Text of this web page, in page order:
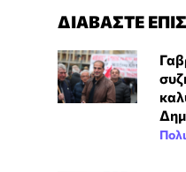
ΔΙΑΒΑΣΤΕ